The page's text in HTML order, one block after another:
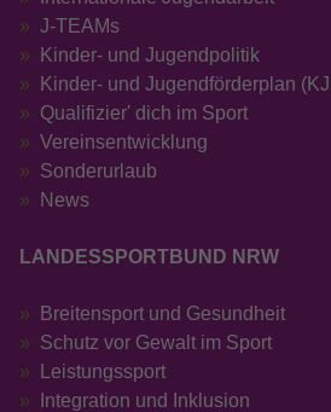
J-TEAMs
Kinder- und Jugendpolitik
Kinder- und Jugendförderplan
Qualifizier' dich im Sport
Vereinsentwicklung
Sonderurlaub
News
LANDESSPORTBUND NRW
Breitensport und Gesundheit
Schutz vor Gewalt im Sport
Leistungssport
Integration und Inklusion